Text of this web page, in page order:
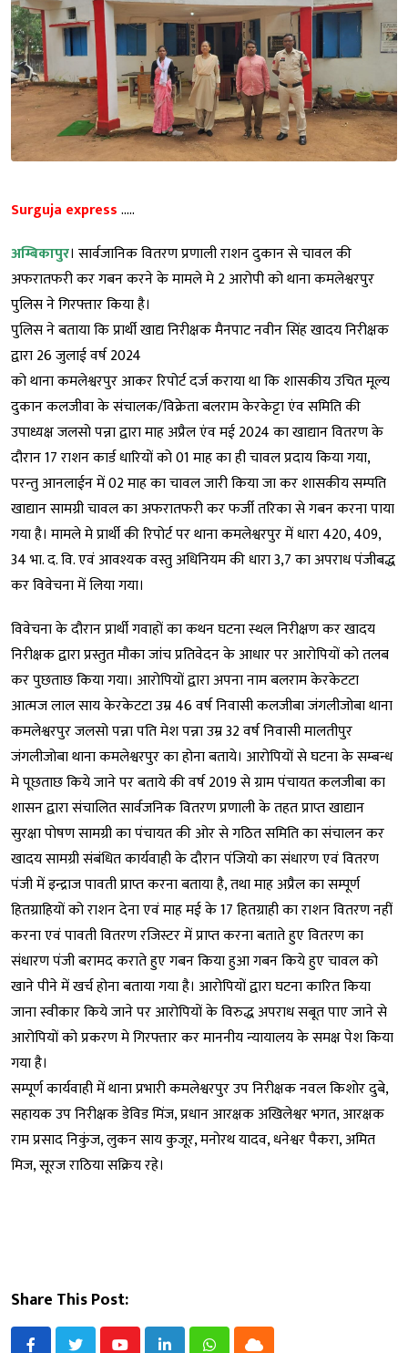
Surguja express…..
अम्बिकापुर। सार्वजानिक वितरण प्रणाली राशन दुकान से चावल की
अफरातफरी कर गबन करने के मामले मे 2 आरोपी को थाना कमलेश्वरपुर
पुलिस ने गिरफ्तार किया है।
पुलिस ने बताया कि प्रार्थी खाद्य निरीक्षक मैनपाट नवीन सिंह खादय निरीक्षक
द्वारा 26 जुलाई वर्ष 2024
को थाना कमलेश्वरपुर आकर रिपोर्ट दर्ज कराया था कि शासकीय उचित मूल्य
दुकान कलजीवा के संचालक/विक्रेता बलराम केरकेट्टा एंव समिति की
उपाध्यक्ष जलसो पन्ना द्वारा माह अप्रैल एंव मई 2024 का खाद्यान वितरण के
दौरान 17 राशन कार्ड धारियों को 01 माह का ही चावल प्रदाय किया गया,
परन्तु आनलाईन में 02 माह का चावल जारी किया जा कर शासकीय सम्पति
खाद्यान सामग्री चावल का अफरातफरी कर फर्जी तरिका से गबन करना पाया
गया है। मामले मे प्रार्थी की रिपोर्ट पर थाना कमलेश्वरपुर में धारा 420, 409,
34 भा. द. वि. एवं आवश्यक वस्तु अधिनियम की धारा 3,7 का अपराध पंजीबद्ध
कर विवेचना में लिया गया।
विवेचना के दौरान प्रार्थी गवाहों का कथन घटना स्थल निरीक्षण कर खादय
निरीक्षक द्वारा प्रस्तुत मौका जांच प्रतिवेदन के आधार पर आरोपियों को तलब
कर पुछताछ किया गया। आरोपियों द्वारा अपना नाम बलराम केरकेटटा
आत्मज लाल साय केरकेटटा उम्र 46 वर्ष निवासी कलजीबा जंगलीजोबा थाना
कमलेश्वरपुर जलसो पन्ना पति मेश पन्ना उम्र 32 वर्ष निवासी मालतीपुर
जंगलीजोबा थाना कमलेश्वरपुर का होना बताये। आरोपियों से घटना के सम्बन्ध
मे पूछताछ किये जाने पर बताये की वर्ष 2019 से ग्राम पंचायत कलजीबा का
शासन द्वारा संचालित सार्वजनिक वितरण प्रणाली के तहत प्राप्त खाद्यान
सुरक्षा पोषण सामग्री का पंचायत की ओर से गठित समिति का संचालन कर
खादय सामग्री संबंधित कार्यवाही के दौरान पंजियो का संधारण एवं वितरण
पंजी में इन्द्राज पावती प्राप्त करना बताया है, तथा माह अप्रैल का सम्पूर्ण
हितग्राहियों को राशन देना एवं माह मई के 17 हितग्राही का राशन वितरण नहीं
करना एवं पावती वितरण रजिस्टर में प्राप्त करना बताते हुए वितरण का
संधारण पंजी बरामद कराते हुए गबन किया हुआ गबन किये हुए चावल को
खाने पीने में खर्च होना बताया गया है। आरोपियों द्वारा घटना कारित किया
जाना स्वीकार किये जाने पर आरोपियों के विरुद्ध अपराध सबूत पाए जाने से
आरोपियों को प्रकरण मे गिरफ्तार कर माननीय न्यायालय के समक्ष पेश किया
गया है।
सम्पूर्ण कार्यवाही में थाना प्रभारी कमलेश्वरपुर उप निरीक्षक नवल किशोर दुबे,
सहायक उप निरीक्षक डेविड मिंज, प्रधान आरक्षक अखिलेश्वर भगत, आरक्षक
राम प्रसाद निकुंज, लुकन साय कुजूर, मनोरथ यादव, धनेश्वर पैकरा, अमित
मिज, सूरज राठिया सक्रिय रहे।
Share This Post: